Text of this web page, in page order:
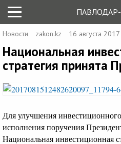
Новости zakon.kz 16 августа
Национальная
стратегия принята
Для улучшения
исполнения поручения
Национальная инвестиционная